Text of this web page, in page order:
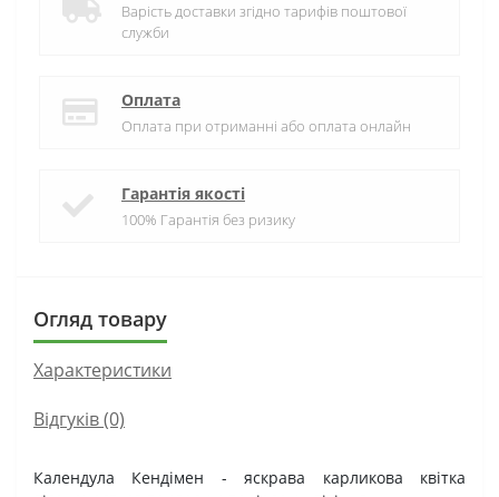
Варість доставки згідно тарифів поштової
служби
Оплата
Оплата при отриманні або оплата онлайн
Гарантія якості
100% Гарантія без ризику
Огляд товару
Характеристики
Відгуків (0)
Календула Кендімен - яскрава карликова квітка